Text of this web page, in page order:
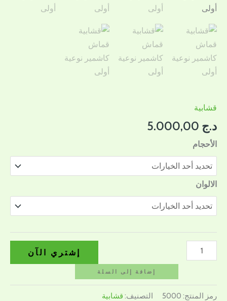
قشابية
د.ج
الأحجام
الالوان
إشتري الآن
إضافة إلى السلة
رمز المنتج: 5000 التصنيف: قشابية